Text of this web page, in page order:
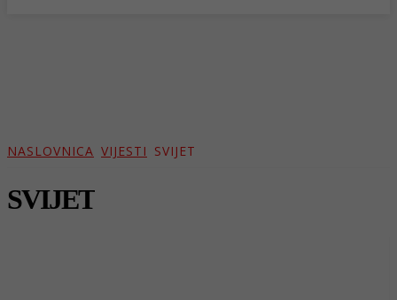
NASLOVNICA VIJESTI SVIJET
SVIJET